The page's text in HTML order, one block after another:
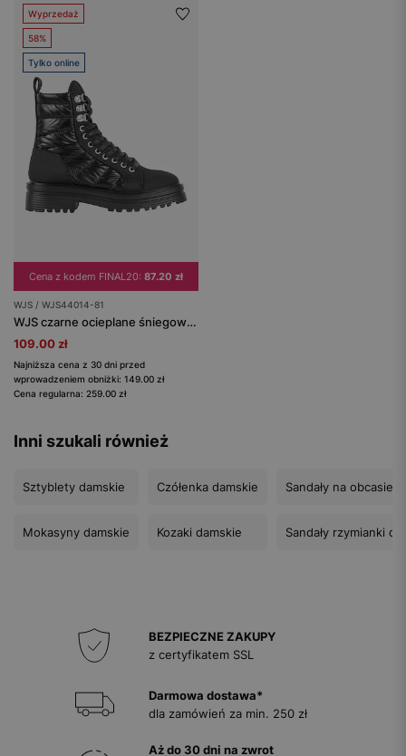
Wyprzedaż
58%
Tylko online
Cena z kodem FINAL20: 87.20 zł
WJS / WJS44014-81
WJS czarne ocieplane śniegowce damskie
109.00 zł
Najniższa cena z 30 dni przed
wprowadzeniem obniżki: 149.00 zł
Cena regularna: 259.00 zł
Inni szukali również
Sztyblety damskie
Mokasyny damskie
Czółenka damskie
Kozaki damskie
Sandały na obcasie
Sandały rzymianki
BEZPIECZNE ZAKUPY
z certyfikatem SSL
Darmowa dostawa*
dla zamówień za min. 250 zł
Aż do 30 dni na zwrot